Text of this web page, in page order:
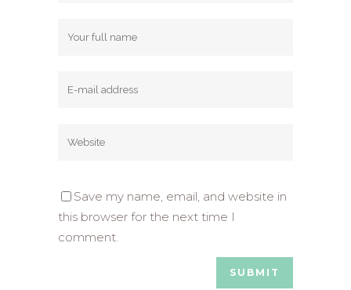
Save my name, email, and website in
this browser for the next time I
comment.